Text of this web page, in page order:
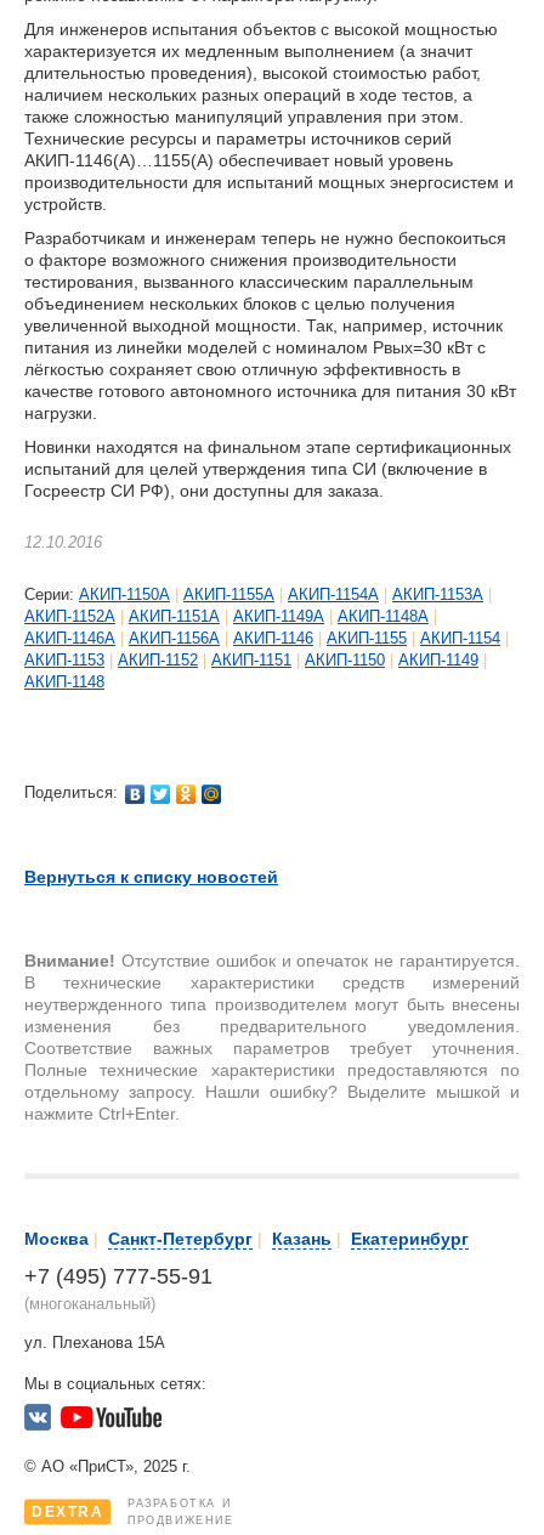
Для инженеров испытания объектов с высокой мощностью
характеризуется их медленным выполнением (а значит
длительностью проведения), высокой стоимостью работ,
наличием нескольких разных операций в ходе тестов, а
также сложностью манипуляций управления при этом.
Технические ресурсы и параметры источников серий
АКИП-1146(А)…1155(А) обеспечивает новый уровень
производительности для испытаний мощных энергосистем и
устройств.
Разработчикам и инженерам теперь не нужно беспокоиться
о факторе возможного снижения производительности
тестирования, вызванного классическим параллельным
объединением нескольких блоков с целью получения
увеличенной выходной мощности. Так, например, источник
питания из линейки моделей с номиналом Pвых=30 кВт с
лёгкостью сохраняет свою отличную эффективность в
качестве готового автономного источника для питания 30 кВт
нагрузки.
Новинки находятся на финальном этапе сертификационных
испытаний для целей утверждения типа СИ (включение в
Госреестр СИ РФ), они доступны для заказа.
12.10.2016
Cерии: АКИП-1150А АКИП-1155А АКИП-1154А АКИП-1153А
АКИП-1152А
АКИП-1151А АКИП-1149А АКИП-1148А
АКИП-1146А
АКИП-1156А АКИП-1146 АКИП-1155 АКИП-1154
АКИП-1153
АКИП-1152 АКИП-1151 АКИП-1150 АКИП-1149
АКИП-1148
Поделиться:
Вернуться к списку новостей
Внимание! Отсутствие ошибок и опечаток не гарантируется.
В технические характеристики средств измерений
неутвержденного типа производителем могут быть внесены
изменения без предварительного уведомления.
Соответствие важных параметров требует уточнения.
Полные технические характеристики предоставляются по
отдельному запросу. Нашли ошибку? Выделите мышкой и
нажмите Ctrl+Enter.
Москва | Санкт-Петербург | Казань | Екатеринбург
+7 (495) 777-55-91
(многоканальный)
ул. Плеханова 15А
Мы в социальных сетях:
© АО «ПриСТ», 2025 г.
DEXTRA
РАЗРАБОТКА И
ПРОДВИЖЕНИЕ